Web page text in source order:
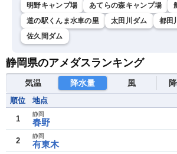
明野キャンプ場
あてらの森キャンプ場
道の駅くんま水車の里
太田川ダム
都田
佐久間ダム
静岡県のアメダスランキング
気温 降水量 風
順位 地点
1 春野
静岡
2 有東木
静岡